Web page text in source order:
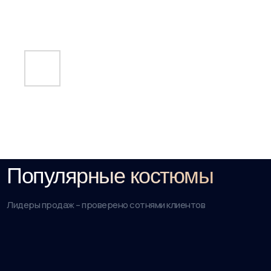
Популярные костюмы
Лидеры продаж – проверено сотнями клиентов